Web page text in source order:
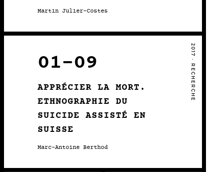
Martin Julier-Costes
01-09
APPRÉCIER LA MORT.
ETHNOGRAPHIE DU
SUICIDE ASSISTÉ EN
SUISSE
Marc-Antoine Berthod
2017 • RECHERCHE